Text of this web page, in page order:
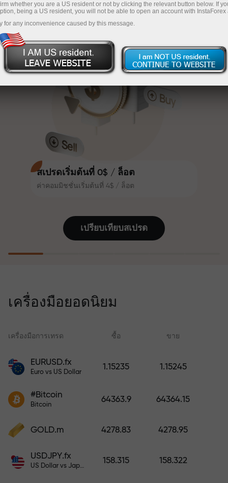
InstaForex
สเปรดเริ่มต้นที่ 0$ / ล็อต
ค่าคอมมิชชั่นเริ่มต้นที่ 4$ / ล็อต
InstaForex ทุกคนสามารถรับโบนัส
สูงสุด 30% จากยอดฝาก และใช้
ประโยชน์จากโปรโมชั่นและข้อเสนอ
พิเศษอื่น ๆ
ความเร็วในสนามแข่งและความเร็ว
ในการเทรดมีคุณค่าเดียวกัน Aleš
Loprais นำความมุ่งมั่นและวินัยเข้าสู่
โลกของการเทรด ในฐานะพันธมิตรที่
สร้างแรงบันดาลใจให้ลูกค้าบรรลุเป้า
หมายที่ทะเยอทะยาน
คนสามารถรับ iPhone, MacBook
หรือทริปในฝัน เพียงแค่ฝากเงิน
การขาดทุนและรับประกันกำไรเพิ่ม
ปกป้อง!
ผิด ยิ่งฝากมาก ตัวคูณยิ่งสูง
แจ็กพอตของขวัญส่วนตัวของคุณ
ฝากเงินจำนวน $333 — เลือกของขวัญมูลค่าสูงสุด
$1,500
เทรดแบบไร้ความเสี่ยง — เรารับประกัน
กำไรของคุณ
โบนัสสูงสุด X1000 — ตัวคูณที่ใหญ่ที่สุด
เปรียบเทียบสเปรด
เครื่องมือยอดนิยม
เครื่องมือการเทรด ซื้อ ขาย
EURUSD.fx
Euro vs US Dollar
1.15235 1.15245
#Bitcoin
Bitcoin
64363.9 64364.15
GOLD.m 4278.83 4278.95
USDJPY.fx
US Dollar vs Japanese Yen
158.315 158.322
whether you are a US resident or not by clicking the relevant button below. If
being a US resident, you will not be able to open an account with InstaForex
for any inconvenience caused by this message.